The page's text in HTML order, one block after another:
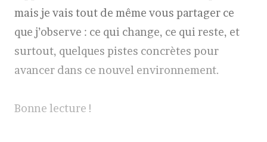
mais je vais tout de même vous partager ce
que j’observe : ce qui change, ce qui reste, et
surtout, quelques pistes concrètes pour
avancer dans ce nouvel environnement.
Bonne lecture !